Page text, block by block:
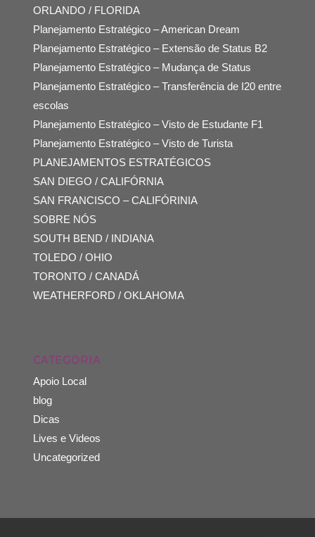
ORLANDO / FLORIDA
Planejamento Estratégico – American Dream
Planejamento Estratégico – Extensão de Status B2
Planejamento Estratégico – Mudança de Status
Planejamento Estratégico – Transferência de I20 entre
escolas
Planejamento Estratégico – Visto de Estudante F1
Planejamento Estratégico – Visto de Turista
PLANEJAMENTOS ESTRATÉGICOS
SAN DIEGO / CALIFÓRNIA
SAN FRANCISCO – CALIFÓRINIA
SOBRE NÓS
SOUTH BEND / INDIANA
TOLEDO / OHIO
TORONTO / CANADÁ
WEATHERFORD / OKLAHOMA
CATEGORIA
Apoio Local
blog
Dicas
Lives e Videos
Uncategorized